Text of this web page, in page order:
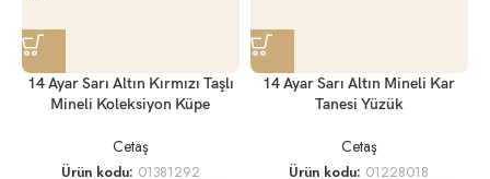
14 Ayar Sarı Altın Kırmızı Taşlı
Mineli Koleksiyon Küpe
Cetaş
Ürün kodu: 01381292
14 Ayar Sarı Altın Mineli Kar
Tanesi Yüzük
Cetaş
Ürün kodu: 01228018